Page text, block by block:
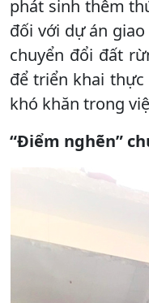
phát sinh thêm
đối với dự án
chuyển đổi đất
để triển khai
khó khăn trong
“Điểm nghẽn”